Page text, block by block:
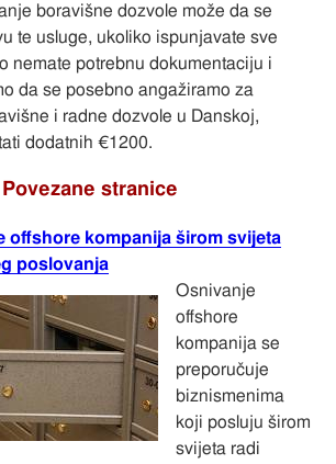
boravišne dozvole može da se
te usluge, ukoliko ispunjavate sve
nemate potrebnu dokumentaciju i
da se posebno angažiramo za
i radne dozvole u Danskoj,
dodatnih €1200.
Povezane stranice
offshore kompanija širom svijeta
poslovanja
Osnivanje
offshore
kompanija se
preporučuje
biznismenima
koji posluju širom
svijeta radi